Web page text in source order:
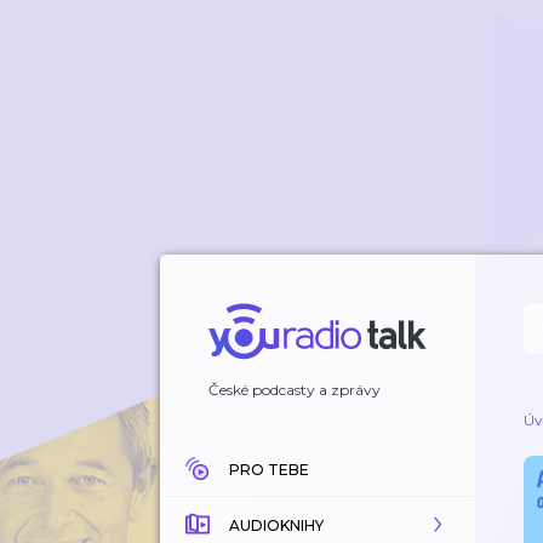
České podcasty a zprávy
PRO TEBE
AUDIOKNIHY